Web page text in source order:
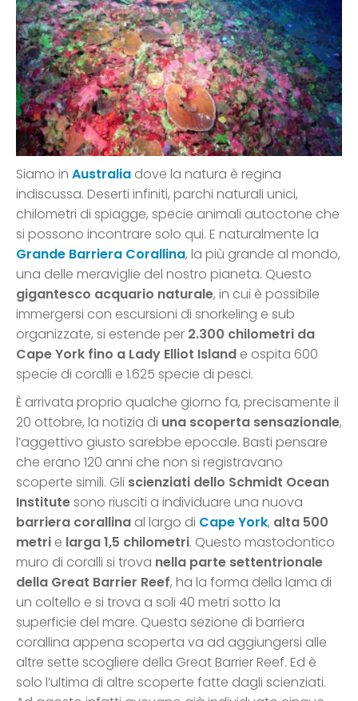
Siamo in Australia dove la natura è regina
indiscussa. Deserti infiniti, parchi naturali unici,
chilometri di spiagge, specie animali autoctone che
si possono incontrare solo qui. E naturalmente la
Grande Barriera Corallina, la più grande al mondo,
una delle meraviglie del nostro pianeta. Questo
gigantesco acquario naturale, in cui è possibile
immergersi con escursioni di snorkeling e sub
organizzate, si estende per 2.300 chilometri da
Cape York fino a Lady Elliot Island e ospita 600
specie di coralli e 1.625 specie di pesci.
È arrivata proprio qualche giorno fa, precisamente il
20 ottobre, la notizia di una scoperta sensazionale,
l’aggettivo giusto sarebbe epocale. Basti pensare
che erano 120 anni che non si registravano
scoperte simili. Gli scienziati dello Schmidt Ocean
Institutesono riusciti a individuare una nuova
barriera corallina al largo di Cape York, alta 500
metri e larga 1,5 chilometri. Questo mastodontico
muro di coralli si trova nella parte settentrionale
della Great Barrier Reef, ha la forma della lama di
un coltello e si trova a soli 40 metri sotto la
superficie del mare. Questa sezione di barriera
corallina appena scoperta va ad aggiungersi alle
altre sette scogliere della Great Barrier Reef. Ed è
solo l’ultima di altre scoperte fatte dagli scienziati.